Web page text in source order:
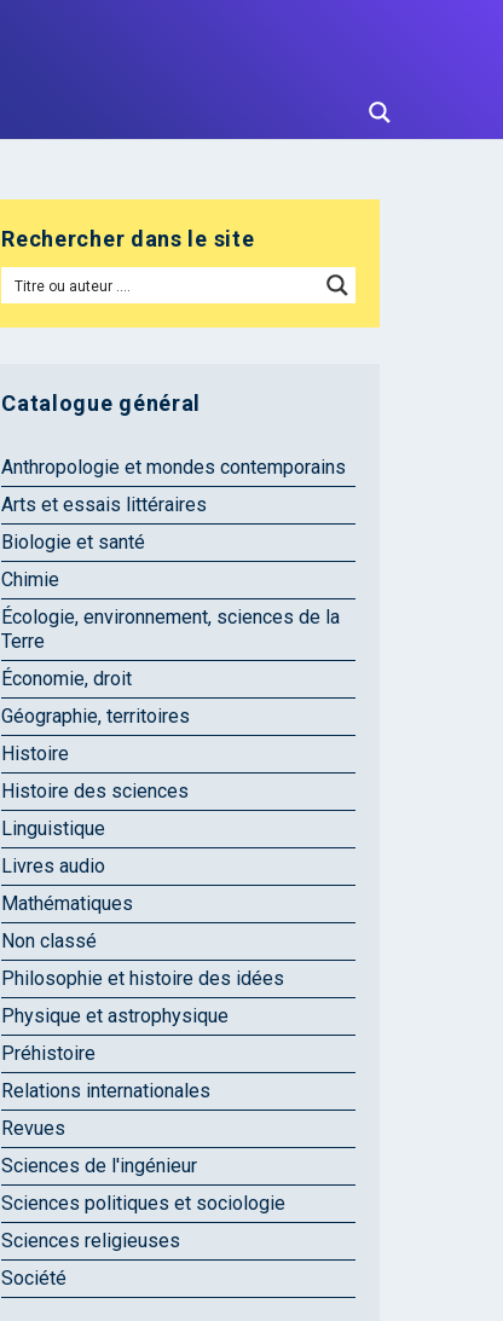
Rechercher dans le site
Catalogue général
Anthropologie et mondes contemporains
Arts et essais littéraires
Biologie et santé
Chimie
Écologie, environnement, sciences de la
Terre
Économie, droit
Géographie, territoires
Histoire
Histoire des sciences
Linguistique
Livres audio
Mathématiques
Non classé
Philosophie et histoire des idées
Physique et astrophysique
Préhistoire
Relations internationales
Revues
Sciences de l'ingénieur
Sciences politiques et sociologie
Sciences religieuses
Société